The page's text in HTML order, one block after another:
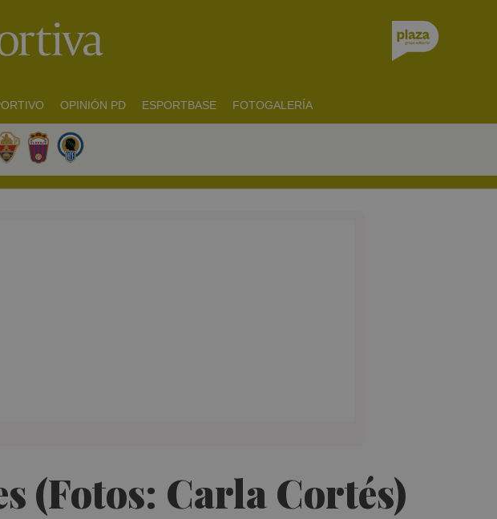
OPINIÓN PD ESPORTBASE FOTOGALERÍA
(Fotos: Carla Cortés)